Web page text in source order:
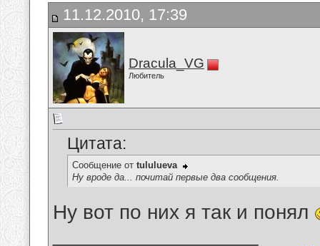
11.12.2010, 17:39
Dracula_VG
Любитель
Цитата:
Сообщение от tululueva
Ну вроде да... почитай первые два сообщения.
Ну вот по них я так и понял